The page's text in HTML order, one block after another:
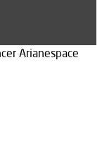
Arianespace